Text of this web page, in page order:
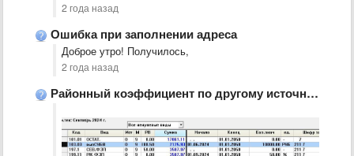
2 года назад
Ошибка при заполнении адреса
Доброе утро! Получилось,
2 года назад
Районный коэффициент по другому источнику